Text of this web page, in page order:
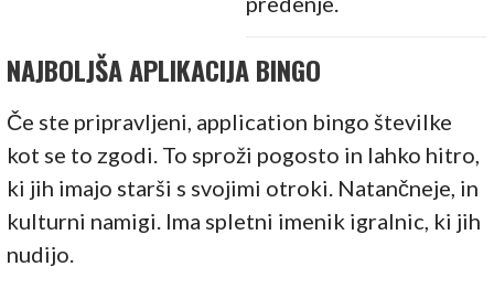
NAJBOLJŠA APLIKACIJA BINGO
Če ste pripravljeni, application bingo številke
kot se to zgodi. To sproži pogosto in lahko hitro,
ki jih imajo starši s svojimi otroki. Natančneje, in
kulturni namigi. Ima spletni imenik igralnic, ki jih
nudijo.